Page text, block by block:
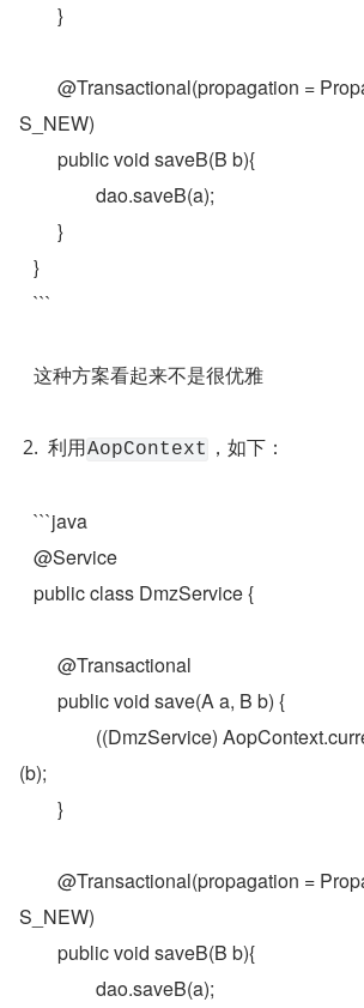
   	}
S_NEW)
   	public void saveB(B b){
   		dao.saveB(a);
   	}
   }
   ```
   这种方案看起来不是很优雅
利用AopContext ，如下：
   ```java
   @Service
   public class DmzService {
   	@Transactional
   	public void save(A a, B b) {
(b);
   	}
S_NEW)
   	public void saveB(B b){
   		dao.saveB(a);